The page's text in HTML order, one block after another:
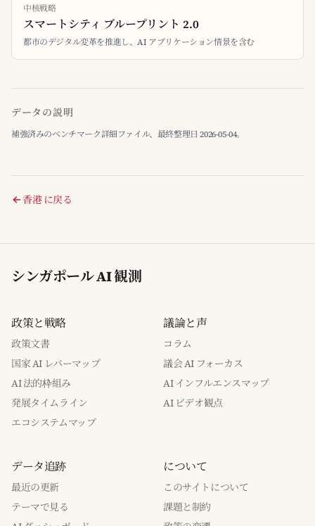
中核戦略
スマートシティ ブループリント 2.0
都市のデジタル変革を推進し、AI アプリケーション情景を含む
データの説明
補強済みのベンチマーク詳細ファイル、最終整理日 2026-05-04。
香港 に戻る
シンガポール AI 観測
政策と戦略
政策文書
国家 AI レバーマップ
AI 法的枠組み
発展タイムライン
エコシステムマップ
議論と声
コラム
議会 AI フォーカス
AI インフルエンスマップ
AI ビデオ観点
データ追跡
最近の更新
テーマで見る
について
このサイトについて
課題と制約